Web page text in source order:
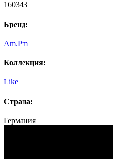
160343
Бренд:
Am.Pm
Коллекция:
Like
Страна:
Германия